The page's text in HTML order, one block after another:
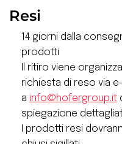
Resi
14 giorni dalla
prodotti
Il ritiro viene
richiesta di reso via e-
a info@hofergroup.it
spiegazione
I prodotti resi